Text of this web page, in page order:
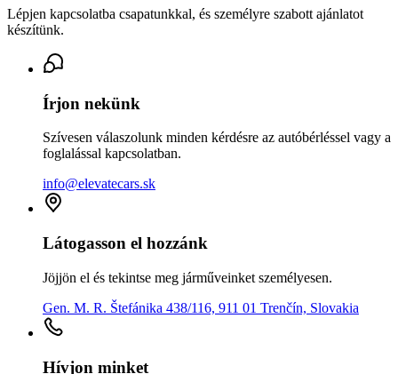
Lépjen kapcsolatba csapatunkkal, és személyre szabott ajánlatot
készítünk.
Írjon nekünk
Szívesen válaszolunk minden kérdésre az autóbérléssel vagy a
foglalással kapcsolatban.
info@elevatecars.sk
Látogasson el hozzánk
Jöjjön el és tekintse meg járműveinket személyesen.
Gen. M. R. Štefánika 438/116, 911 01 Trenčín, Slovakia
Hívjon minket